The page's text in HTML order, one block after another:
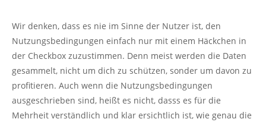
Wir denken, dass es nie im Sinne der Nutzer ist, den
Nutzungsbedingungen einfach nur mit einem Häckchen in
der Checkbox zuzustimmen. Denn meist werden die Daten
gesammelt, nicht um dich zu schützen, sonder um davon zu
profitieren. Auch wenn die Nutzungsbedingungen
ausgeschrieben sind, heißt es nicht, dasss es für die
Mehrheit verständlich und klar ersichtlich ist, wie genau die